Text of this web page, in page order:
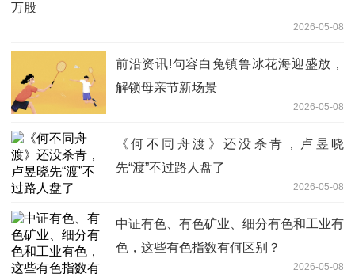
万股
2026-05-08
前沿资讯!句容白兔镇鲁冰花海迎盛放，
解锁母亲节新场景
2026-05-08
《何不同舟渡》还没杀青，卢昱晓
先“渡”不过路人盘了
2026-05-08
中证有色、有色矿业、细分有色和工业有
色，这些有色指数有何区别？
2026-05-08